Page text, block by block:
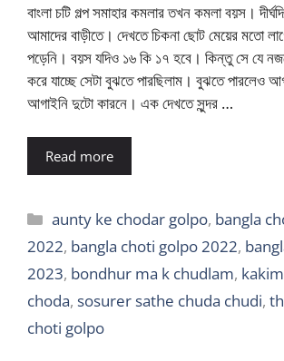
বাংলা চটি গল্প সমাহার কমলার তখন কমলা বয়স।
আমাদের বাড়ীতে। দেখতে চিকনা ছোট মেয়ের মতো
পড়েনি। বয়স যদিও ১৬ কি ১৭ হবে। কিন্তু সে যে
করে যাচ্ছে সেটা বুঝতে পারছিলাম। বুঝতে পারলেও
আগাইনি দুটো কারনে। এক দেখতে সুন্দর …
Read more
Categories
aunty ke chodar golpo, bangla
2022, bangla choti golpo 2022,
2023, bondhur ma k chudlam,
choda, sosurer sathe chuda chudi,
choti golpo